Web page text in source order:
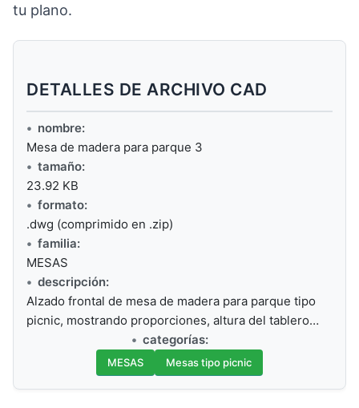
tu plano.
DETALLES DE ARCHIVO CAD
nombre:
Mesa de madera para parque 3
tamaño:
23.92 KB
formato:
.dwg (comprimido en .zip)
familia:
MESAS
descripción:
Alzado frontal de mesa de madera para parque tipo
picnic, mostrando proporciones, altura del tablero…
categorías:
MESAS Mesas tipo picnic